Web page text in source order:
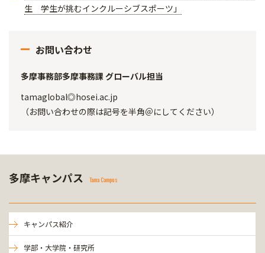
生 学生が挑むインクルーシブスポーツ」
お問い合わせ
多摩事務部多摩事務課 グローバル担当
tamaglobal◎hosei.ac.jp
（お問い合わせの際は記号を半角＠にしてください）
多摩キャンパス Tama Campus
キャンパス紹介
学部・大学院・研究所